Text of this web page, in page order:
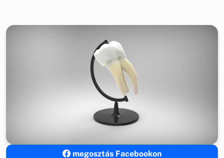
megosztás Facebookon